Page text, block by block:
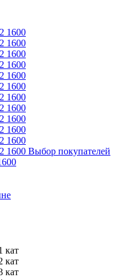
Выбор покупателей
кат
кат
кат